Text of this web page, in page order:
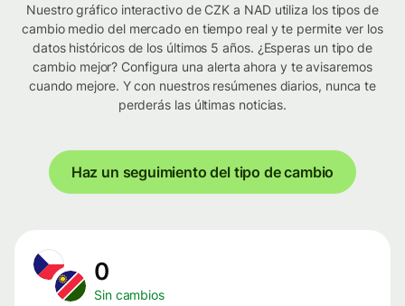
Nuestro gráfico interactivo de CZK a NAD utiliza los tipos de
cambio medio del mercado en tiempo real y te permite ver los
datos históricos de los últimos 5 años. ¿Esperas un tipo de
cambio mejor? Configura una alerta ahora y te avisaremos
cuando mejore. Y con nuestros resúmenes diarios, nunca te
perderás las últimas noticias.
Haz un seguimiento del tipo de cambio
0
Sin cambios